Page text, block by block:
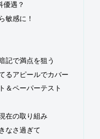
優遇？
敏感に！
記で満点を狙う
るアピールでカバー
＆ペーパーテスト
在の取り組み
なさ過ぎて